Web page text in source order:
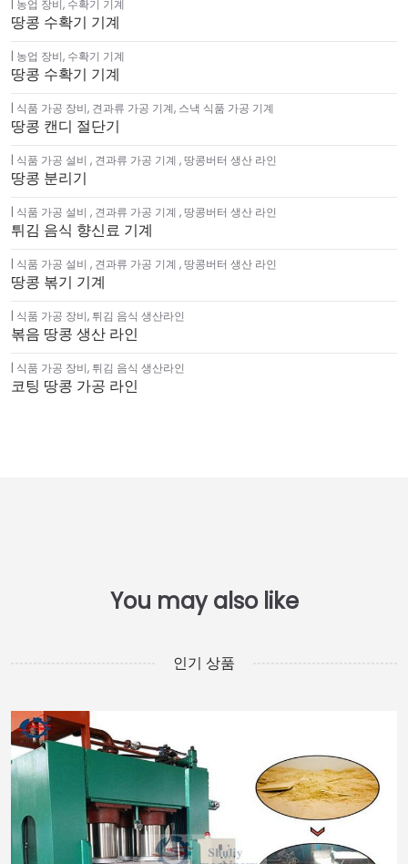
농업 장비 , 수확기 기계
땅콩 수확기 기계
농업 장비, 수확기 기계
땅콩 수확기 기계
식품 가공 장비, 견과류 가공 기계, 스낵 식품 가공 기계
땅콩 캔디 절단기
식품 가공 설비 , 견과류 가공 기계 , 땅콩버터 생산 라인
땅콩 분리기
식품 가공 설비 , 견과류 가공 기계 , 땅콩버터 생산 라인
튀김 음식 향신료 기계
식품 가공 설비 , 견과류 가공 기계 , 땅콩버터 생산 라인
땅콩 볶기 기계
식품 가공 장비, 튀김 음식 생산라인
볶음 땅콩 생산 라인
식품 가공 장비, 튀김 음식 생산라인
코팅 땅콩 가공 라인
인기 상품